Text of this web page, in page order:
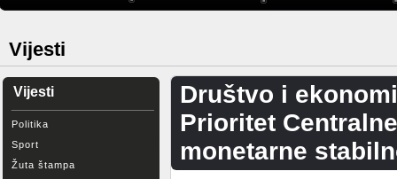
Vijesti
Vijesti
Politika
Sport
Žuta štampa
Društvo i
Prioritet
monetarne